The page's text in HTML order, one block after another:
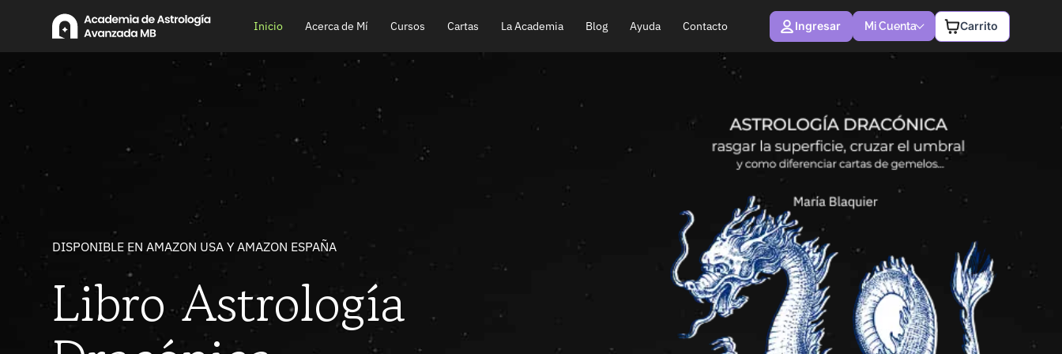
Inicio Acerca de Mí Cursos Cartas La Academia Blog Ayuda Contacto Ingresar Mi Cuenta Carrito
YA DISPONIBLE EN YOUTUBE
DISPONIBLE EN AMAZON USA Y AMAZON ESPAÑA
Libro Astrología
Astrología avanzada
para astrólogos